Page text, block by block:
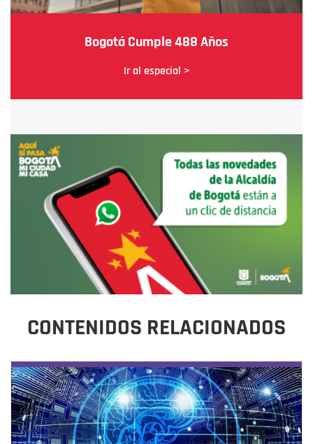
Bogotá Cumple 488 Años
Ir al especial >
CONTENIDOS RELACIONADOS